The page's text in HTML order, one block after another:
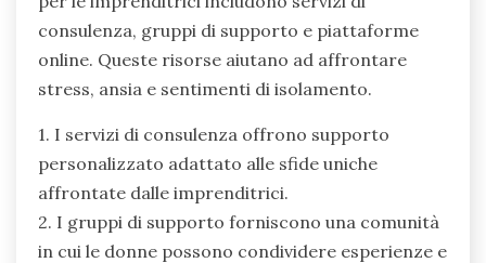
benessere.
Quali risorse specifiche sono
Le risorse per la salute mentale specificamente
per le imprenditrici includono servizi di
consulenza, gruppi di supporto e piattaforme
online. Queste risorse aiutano ad affrontare